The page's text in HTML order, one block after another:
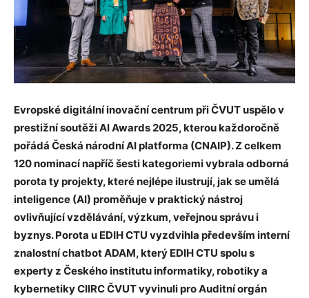
Evropské digitální inovační centrum při ČVUT uspělo v
prestižní soutěži AI Awards 2025, kterou každoročně
pořádá Česká národní AI platforma (CNAIP). Z celkem
120 nominací napříč šesti kategoriemi vybrala odborná
porota ty projekty, které nejlépe ilustrují, jak se umělá
inteligence (AI) proměňuje v praktický nástroj
ovlivňující vzdělávání, výzkum, veřejnou správu i
byznys. Porota u EDIH CTU vyzdvihla především interní
znalostní chatbot ADAM, který EDIH CTU spolu s
experty z Českého institutu informatiky, robotiky a
kybernetiky CIIRC ČVUT vyvinuli pro Auditní orgán